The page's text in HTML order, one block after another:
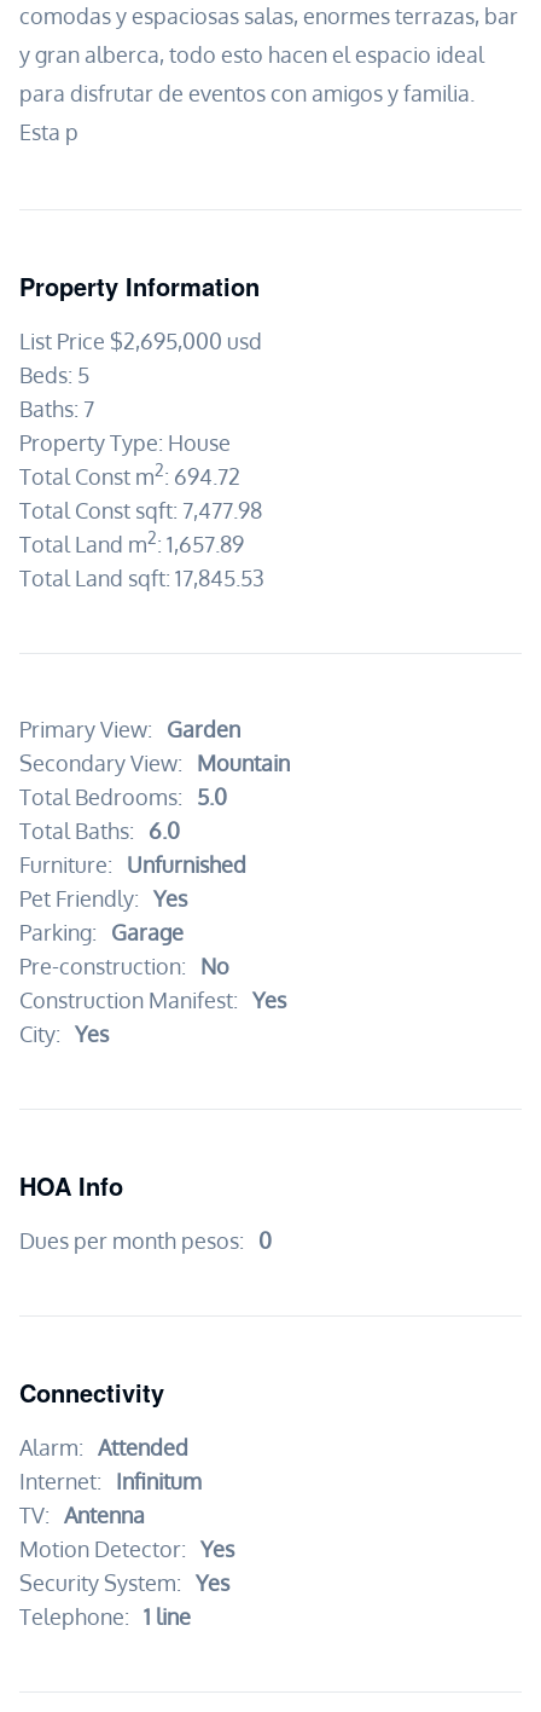
comodas y espaciosas salas, enormes terrazas, bar
y gran alberca, todo esto hacen el espacio ideal
para disfrutar de eventos con amigos y familia.
Esta p
Property Information
List Price $2,695,000 usd
Beds: 5
Baths: 7
Property Type: House
Total Const m2: 694.72
Total Const sqft: 7,477.98
Total Land m2: 1,657.89
Total Land sqft: 17,845.53
Primary View:
Garden
Secondary View:
Mountain
Total Bedrooms:
5.0
Total Baths:
6.0
Furniture:
Unfurnished
Pet Friendly: Yes
Parking:
Garage
Pre-construction:
No
Construction Manifest: Yes
City: Yes
HOA Info
Dues per month pesos: 0
Connectivity
Alarm: Attended
Internet:
Infinitum
TV: Antenna
Motion Detector: Yes
Security System: Yes
Telephone: 1 line